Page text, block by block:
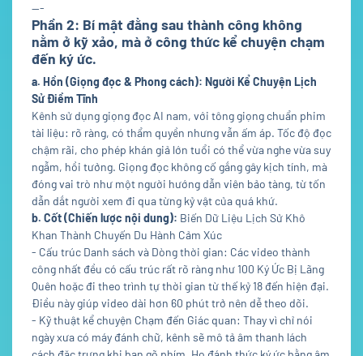
---
Phần 2: Bí mật đằng sau thành công không
nằm ở kỹ xảo, mà ở công thức kể chuyện chạm
đến ký ức.
a. Hồn (Giọng đọc & Phong cách): Người Kể Chuyện Lịch
Sử Điềm Tĩnh
Kênh sử dụng giọng đọc AI nam, với tông giọng chuẩn phim
tài liệu: rõ ràng, có thẩm quyền nhưng vẫn ấm áp. Tốc độ đọc
chậm rãi, cho phép khán giả lớn tuổi có thể vừa nghe vừa suy
ngẫm, hồi tưởng. Giọng đọc không cố gắng gây kịch tính, mà
đóng vai trò như một người hướng dẫn viên bảo tàng, từ tốn
dẫn dắt người xem đi qua từng kỷ vật của quá khứ.
b. Cốt (Chiến lược nội dung): Biến Dữ Liệu Lịch Sử Khô
Khan Thành Chuyến Du Hành Cảm Xúc
- Cấu trúc Danh sách và Dòng thời gian: Các video thành
công nhất đều có cấu trúc rất rõ ràng như 100 Ký Ức Bị Lãng
Quên hoặc đi theo trình tự thời gian từ thế kỷ 18 đến hiện đại.
Điều này giúp video dài hơn 60 phút trở nên dễ theo dõi.
- Kỹ thuật kể chuyện Chạm đến Giác quan: Thay vì chỉ nói
ngày xưa có máy đánh chữ, kênh sẽ mô tả âm thanh lách